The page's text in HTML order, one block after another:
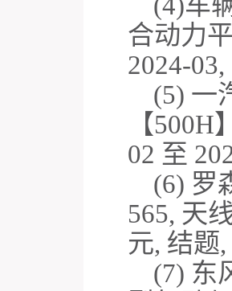
合动力
2024-03,
(5) 一
【500H
02 至
(6) 罗
565, 天
元, 结题,
(7) 东